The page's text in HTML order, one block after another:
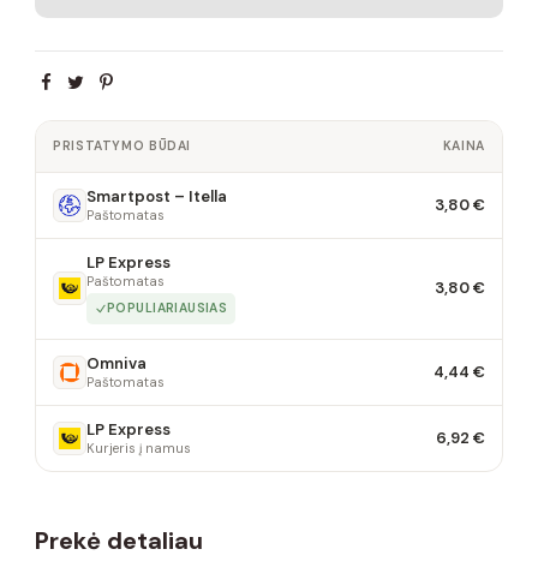
PRISTATYMO BŪDAI KAINA
Smartpost – Itella
Paštomatas 3,80 €
LP Express
Paštomatas
POPULIARIAUSIAS
3,80 €
Omniva
Paštomatas 4,44 €
LP Express
Kurjeris į namus 6,92 €
Prekė detaliau